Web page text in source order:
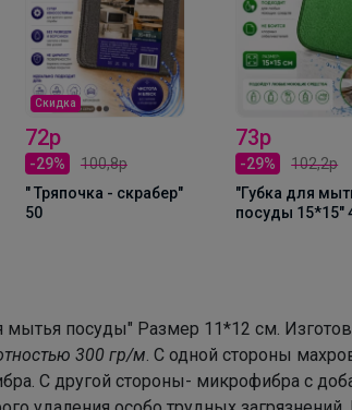
Скидка
72р
-29%
100,8р
" Тряпочка - скрабер"
50
73р
-29%
102,2р
"Губка для мытья
мытья посуды" Размер 11*12 см.
300 гр/м. С одной стороны
С другой стороны- микрофибра с